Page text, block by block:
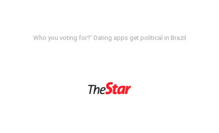
Who you voting for?' Dating apps get political in Brazil